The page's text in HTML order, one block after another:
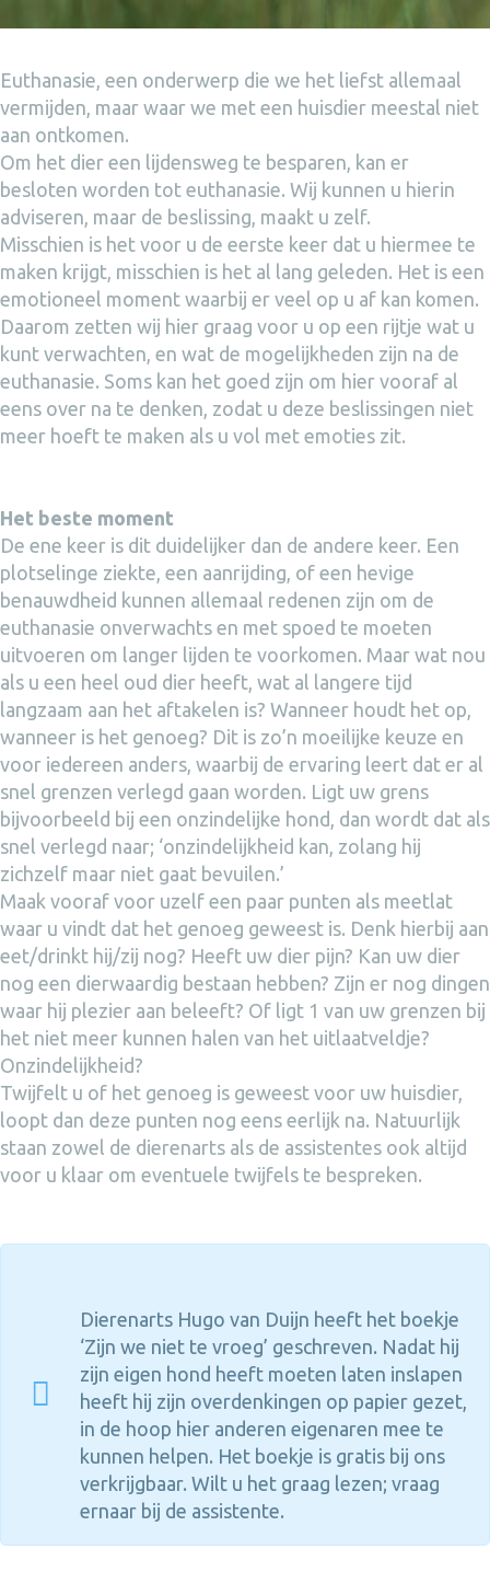
Euthanasie, een onderwerp die we het liefst allemaal
vermijden, maar waar we met een huisdier meestal niet
aan ontkomen.
Om het dier een lijdensweg te besparen, kan er
besloten worden tot euthanasie. Wij kunnen u hierin
adviseren, maar de beslissing, maakt u zelf.
Misschien is het voor u de eerste keer dat u hiermee te
maken krijgt, misschien is het al lang geleden. Het is een
emotioneel moment waarbij er veel op u af kan komen.
Daarom zetten wij hier graag voor u op een rijtje wat u
kunt verwachten, en wat de mogelijkheden zijn na de
euthanasie. Soms kan het goed zijn om hier vooraf al
eens over na te denken, zodat u deze beslissingen niet
meer hoeft te maken als u vol met emoties zit.
Het beste moment
De ene keer is dit duidelijker dan de andere keer. Een
plotselinge ziekte, een aanrijding, of een hevige
benauwdheid kunnen allemaal redenen zijn om de
euthanasie onverwachts en met spoed te moeten
uitvoeren om langer lijden te voorkomen. Maar wat nou
als u een heel oud dier heeft, wat al langere tijd
langzaam aan het aftakelen is? Wanneer houdt het op,
wanneer is het genoeg? Dit is zo’n moeilijke keuze en
voor iedereen anders, waarbij de ervaring leert dat er al
snel grenzen verlegd gaan worden. Ligt uw grens
bijvoorbeeld bij een onzindelijke hond, dan wordt dat als
snel verlegd naar; ‘onzindelijkheid kan, zolang hij
zichzelf maar niet gaat bevuilen.’
Maak vooraf voor uzelf een paar punten als meetlat
waar u vindt dat het genoeg geweest is. Denk hierbij aan
eet/drinkt hij/zij nog? Heeft uw dier pijn? Kan uw dier
nog een dierwaardig bestaan hebben? Zijn er nog dingen
waar hij plezier aan beleeft? Of ligt 1 van uw grenzen bij
het niet meer kunnen halen van het uitlaatveldje?
Onzindelijkheid?
Twijfelt u of het genoeg is geweest voor uw huisdier,
loopt dan deze punten nog eens eerlijk na. Natuurlijk
staan zowel de dierenarts als de assistentes ook altijd
voor u klaar om eventuele twijfels te bespreken.
Dierenarts Hugo van Duijn heeft het boekje
‘Zijn we niet te vroeg’ geschreven. Nadat hij
zijn eigen hond heeft moeten laten inslapen
heeft hij zijn overdenkingen op papier gezet,
in de hoop hier anderen eigenaren mee te
kunnen helpen. Het boekje is gratis bij ons
verkrijgbaar. Wilt u het graag lezen; vraag
ernaar bij de assistente.